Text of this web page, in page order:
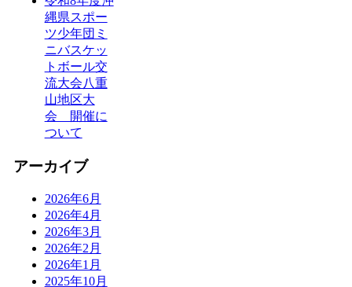
縄県スポー
ツ少年団ミ
ニバスケッ
トボール交
流大会八重
山地区大
会 開催に
ついて
アーカイブ
2026年6月
2026年4月
2026年3月
2026年2月
2026年1月
2025年10月